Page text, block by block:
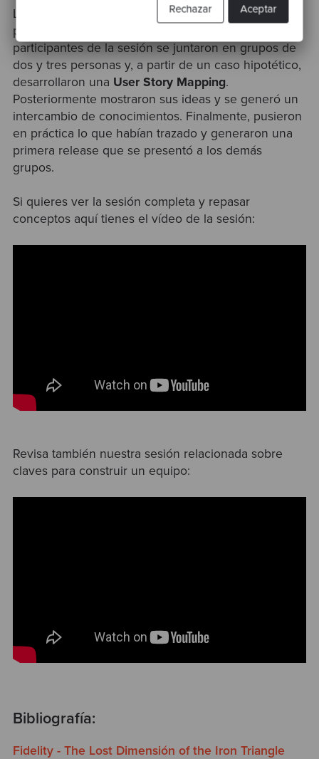
Aceptar
Rechazar
Luego de la presentación, se procedió a una kata
para poner en práctica lo aprendido. Los
participantes de la sesión se juntaron en grupos de
dos y tres personas y, a partir de un caso hipotético,
desarrollaron una User Story Mapping.
Posteriormente mostraron sus ideas y se generó un
intercambio de conocimientos. Finalmente, pusieron
en práctica lo que habían trazado y generaron una
primera release que se presentó a los demás
grupos.
Si quieres ver la sesión completa y repasar
conceptos aquí tienes el vídeo de la sesión:
Revisa también nuestra sesión relacionada sobre
claves para construir un equipo:
Bibliografía:
Fidelity - The Lost Dimensión of the Iron Triangle